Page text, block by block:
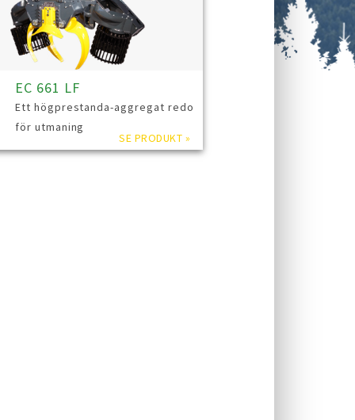
EC 661 LF
Ett högprestanda-aggregat redo
för utmaning
SE PRODUKT »